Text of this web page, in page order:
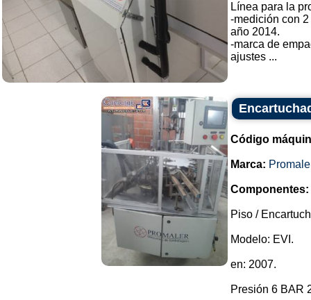
Línea para la
-medición con
año 2014.
-marca de
ajustes ...
Código
Marca:
Componentes:
Piso /
Modelo: EVI.
en: 2007.
Presión 6 BAR